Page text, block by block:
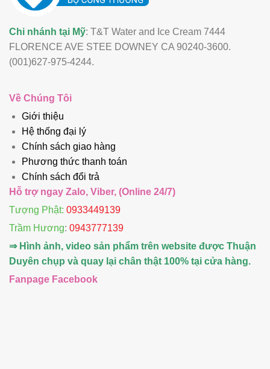
Chi nhánh tại Mỹ: T&T Water and Ice Cream 7444
FLORENCE AVE STEE DOWNEY CA 90240-3600.
(001)627-975-4244.
Về Chúng Tôi
Giới thiệu
Hệ thống đại lý
Chính sách giao hàng
Phương thức thanh toán
Chính sách đổi trả
Hỗ trợ ngay Zalo, Viber, (Online 24/7)
Tượng Phật: 0933449139
Trầm Hương: 0943777139
⇒ Hình ảnh, video sản phẩm trên website được Thuận
Duyên chụp và quay lại chân thật 100% tại cửa hàng.
Fanpage Facebook